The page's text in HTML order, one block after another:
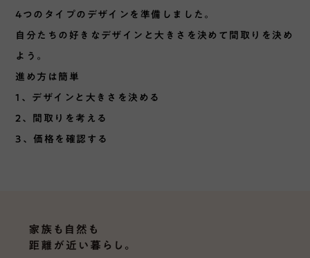
4つのタイプのデザインを準備しました。
自分たちの好きなデザインと大きさを決めて間取りを決め
よう。
進め方は簡単
1、デザインと大きさを決める
2、間取りを考える
3、価格を確認する